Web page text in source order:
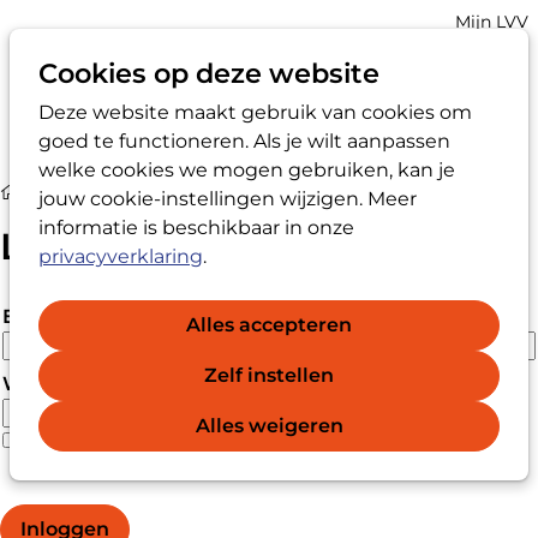
Cookies op deze website
Deze website maakt gebruik van cookies om
goed te functioneren. Als je wilt aanpassen
welke cookies we mogen gebruiken, kan je
jouw cookie-instellingen wijzigen. Meer
informatie is beschikbaar in onze
privacyverklaring.
Alles accepteren
Zelf instellen
Alles weigeren
Zoek
Account
Mijn LVV
Login
Login
E-mailadres
Wachtwoord
Wachtwoord weergeven
Wachtwoord vergeten?
Inloggen